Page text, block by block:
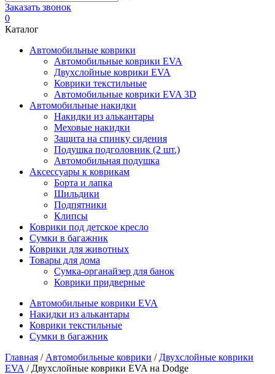
Заказать звонок
0
Каталог
Автомобильные коврики
Автомобильные коврики EVA
Двухслойные коврики EVA
Коврики текстильные
Автомобильные коврики EVA 3D
Автомобильные накидки
Накидки из алькантары
Меховые накидки
Защита на спинку сидения
Подушка подголовник (2 шт.)
Автомобильная подушка
Аксессуары к коврикам
Борта и лапка
Шильдики
Подпятники
Клипсы
Коврики под детское кресло
Сумки в багажник
Коврики для животных
Товары для дома
Сумка-органайзер для банок
Коврики придверные
Автомобильные коврики EVA
Накидки из алькантары
Коврики текстильные
Сумки в багажник
Главная / Автомобильные коврики / Двухслойные коврики
EVA / Двухслойные коврики EVA на Dodge